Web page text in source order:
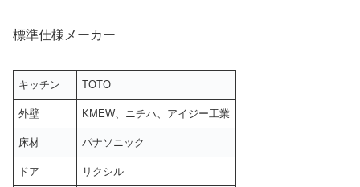
標準仕様メーカー
キッチン TOTO
外壁 KMEW、ニチハ、アイジー工業
床材 パナソニック
ドア リクシル